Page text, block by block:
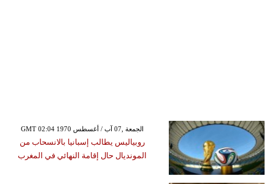
GMT 02:04 1970 الجمعة ,07 آب / أغسطس
روبياليس يطالب إسبانيا بالانسحاب من
المونديال حال إقامة النهائي في المغرب